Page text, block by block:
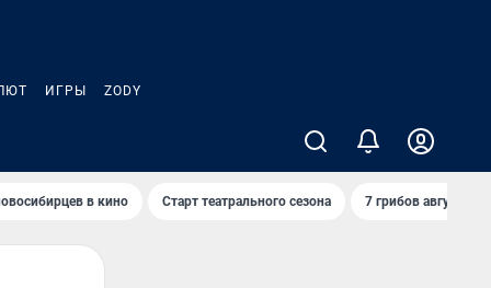
ИГРЫ ZODY
в кино Старт театрального сезона 7 грибов августа